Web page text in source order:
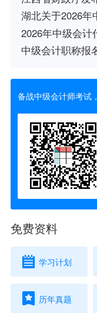
湖北关于2026年
2026年中级会计
中级会计职称报
备战中级会计师考试
免费资料
学习计划
历年真题